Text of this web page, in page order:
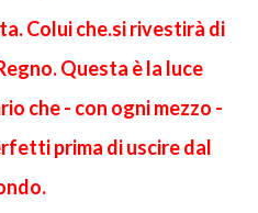
Colui che.si rivestirà di
Questa è la luce
che - con ogni mezzo -
prima di uscire dal